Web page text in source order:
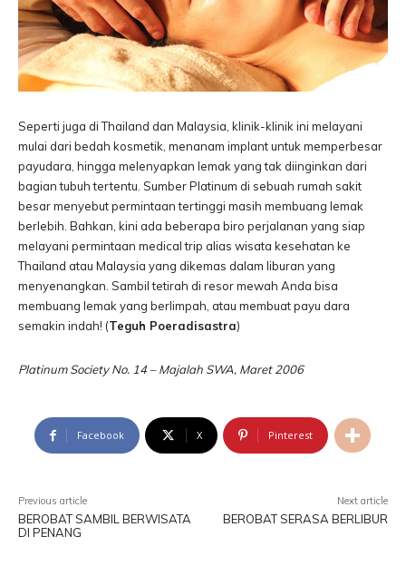
Seperti juga di Thailand dan Malaysia, klinik-klinik ini melayani
mulai dari bedah kosmetik, menanam implant untuk memperbesar
payudara, hingga melenyapkan lemak yang tak diinginkan dari
bagian tubuh tertentu. Sumber Platinum di sebuah rumah sakit
besar menyebut permintaan tertinggi masih membuang lemak
berlebih. Bahkan, kini ada beberapa biro perjalanan yang siap
melayani permintaan medical trip alias wisata kesehatan ke
Thailand atau Malaysia yang dikemas dalam liburan yang
menyenangkan. Sambil tetirah di resor mewah Anda bisa
membuang lemak yang berlimpah, atau membuat payu dara
semakin indah! (Teguh Poeradisastra)
Platinum Society No. 14 – Majalah SWA, Maret 2006
Facebook X Pinterest
Previous article
BEROBAT SAMBIL BERWISATA
DI PENANG
Next article
BEROBAT SERASA BERLIBUR